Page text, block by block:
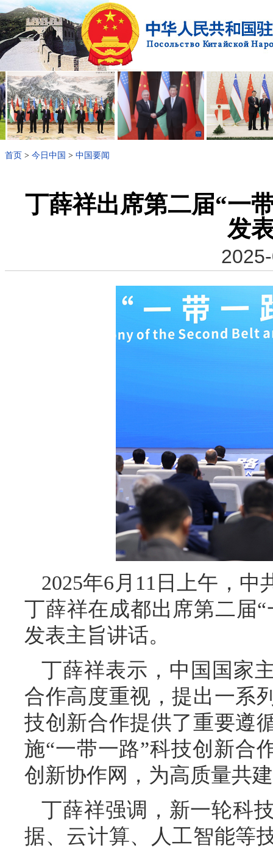
首页 > 今日中国 > 中国要闻
丁薛祥出席第二届“一
发
2025年6月11日上午，
丁薛祥在成都出席第二届
发表主旨讲话。
丁薛祥表示，中国国家
合作高度重视，提出一系
技创新合作提供了重要遵
施“一带一路”科技创新合
创新协作网，为高质量共
丁薛祥强调，新一轮科
据、云计算、人工智能等